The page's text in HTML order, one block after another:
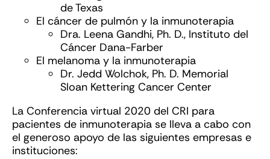
de Texas
El cáncer de pulmón y la inmunoterapia
Dra. Leena Gandhi, Ph. D., Instituto del
Cáncer Dana-Farber
El melanoma y la inmunoterapia
Dr. Jedd Wolchok, Ph. D. Memorial
Sloan Kettering Cancer Center
La Conferencia virtual 2020 del CRI para
pacientes de inmunoterapia se lleva a cabo con
el generoso apoyo de las siguientes empresas e
instituciones: